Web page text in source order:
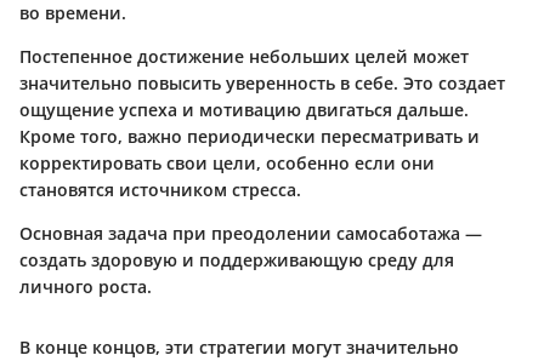
во времени.
Постепенное достижение небольших целей может
значительно повысить уверенность в себе. Это создает
ощущение успеха и мотивацию двигаться дальше.
Кроме того, важно периодически пересматривать и
корректировать свои цели, особенно если они
становятся источником стресса.
Основная задача при преодолении самосаботажа —
создать здоровую и поддерживающую среду для
личного роста.
В конце концов, эти стратегии могут значительно